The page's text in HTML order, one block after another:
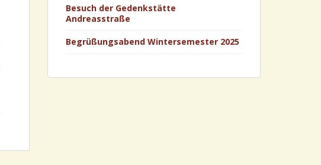
Besuch der Gedenkstätte
Andreasstraße
Begrüßungsabend Wintersemester 2025